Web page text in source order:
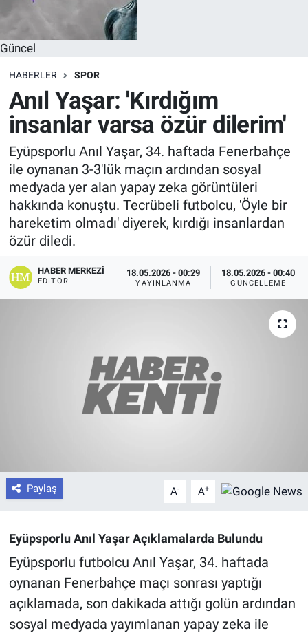
Güncel
HABERLER SPOR
Anıl Yaşar: 'Kırdığım
insanlar varsa özür dilerim'
Eyüpsporlu Anıl Yaşar, 34. haftada Fenerbahçe
ile oynanan 3-3'lük maçın ardından sosyal
medyada yer alan yapay zeka görüntüleri
hakkında konuştu. Tecrübeli futbolcu, 'Öyle bir
hareketim olmadı' diyerek, kırdığı insanlardan
özür diledi.
HABER MERKEZI
EDITÖR
18.05.2026 - 00:29
YAYINLANMA
18.05.2026 - 00:40
GÜNCELLEME
Paylaş A- A+
Eyüpsporlu Anıl Yaşar Açıklamalarda Bulundu
Eyüpsporlu futbolcu Anıl Yaşar, 34. haftada
oynanan Fenerbahçe maçı sonrası yaptığı
açıklamada, son dakikada attığı golün ardından
sosyal medyada yayımlanan yapay zeka ile